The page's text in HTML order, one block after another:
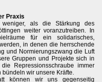
Praxis
als die Stärkung des
weiter voranzutreiben. In
für ein solidarisches,
in denen die herrschende
und Normierungszwang die Luft
Gruppen und Projekte sich in
Repressionsschraube immer
wir unsere Kräfte.
können wir uns gegenseitig